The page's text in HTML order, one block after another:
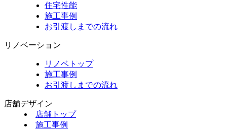
住宅性能
施工事例
お引渡しまでの流れ
リノベーション
リノベトップ
施工事例
お引渡しまでの流れ
店舗デザイン
店舗トップ
施工事例